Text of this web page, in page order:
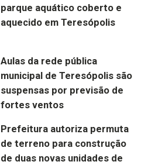
parque aquático coberto e
aquecido em Teresópolis
Aulas da rede pública
municipal de Teresópolis são
suspensas por previsão de
fortes ventos
Prefeitura autoriza permuta
de terreno para construção
de duas novas unidades de